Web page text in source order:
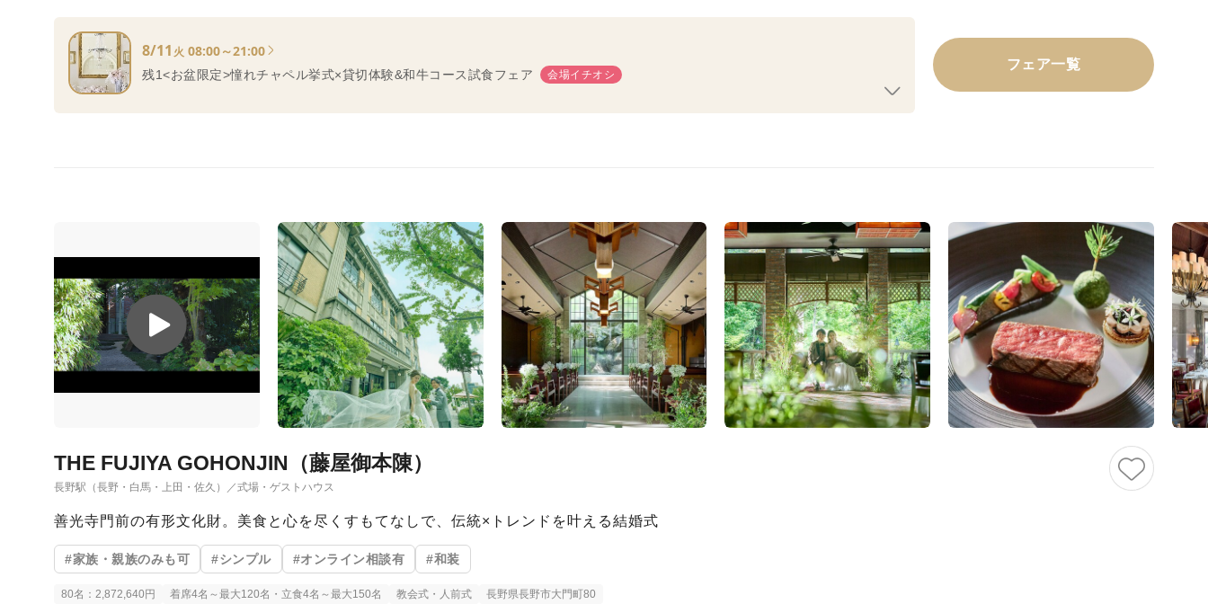
8/11 火 08:00～21:00
残1<お盆限定>憧れチャペル挙式×貸切体験&和牛コース試食フェア 会場イチオシ
フェア一覧
THE FUJIYA GOHONJIN（藤屋御本陳）
長野駅（長野・白馬・上田・佐久）／式場・ゲストハウス
善光寺門前の有形文化財。美食と心を尽くすもてなしで、伝統×トレンドを叶える結婚式
#家族・親族のみも可 #シンプル #オンライン相談有 #和装
80名：2,872,640円 着席4名～最大120名・立食4名～最大150名 教会式・人前式 長野県長野市大門町80